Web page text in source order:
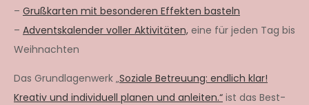
– Grußkarten mit besonderen Effekten basteln
– Adventskalender voller Aktivitäten, eine für jeden Tag bis
Weihnachten
Das Grundlagenwerk „Soziale Betreuung: endlich klar!
Kreativ und individuell planen und anleiten.“ ist das Best-